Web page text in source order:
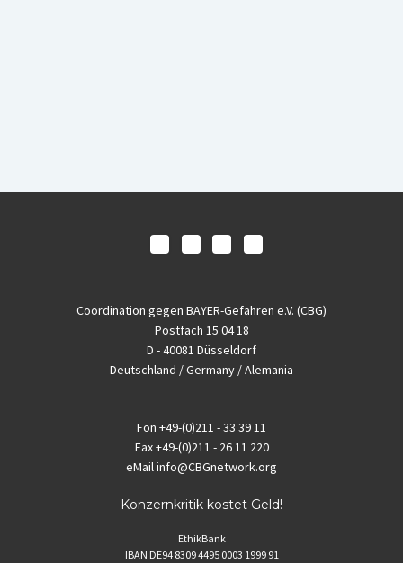
Coordination gegen BAYER-Gefahren e.V. (CBG)
Postfach 15 04 18
D - 40081 Düsseldorf
Deutschland / Germany / Alemania
Fon +49-(0)211 - 33 39 11
Fax+49-(0)211 - 26 11 220
eMailinfo@CBGnetwork.org
Konzernkritik kostet Geld!
EthikBank
IBAN DE94 8309 4495 0003 1999 91